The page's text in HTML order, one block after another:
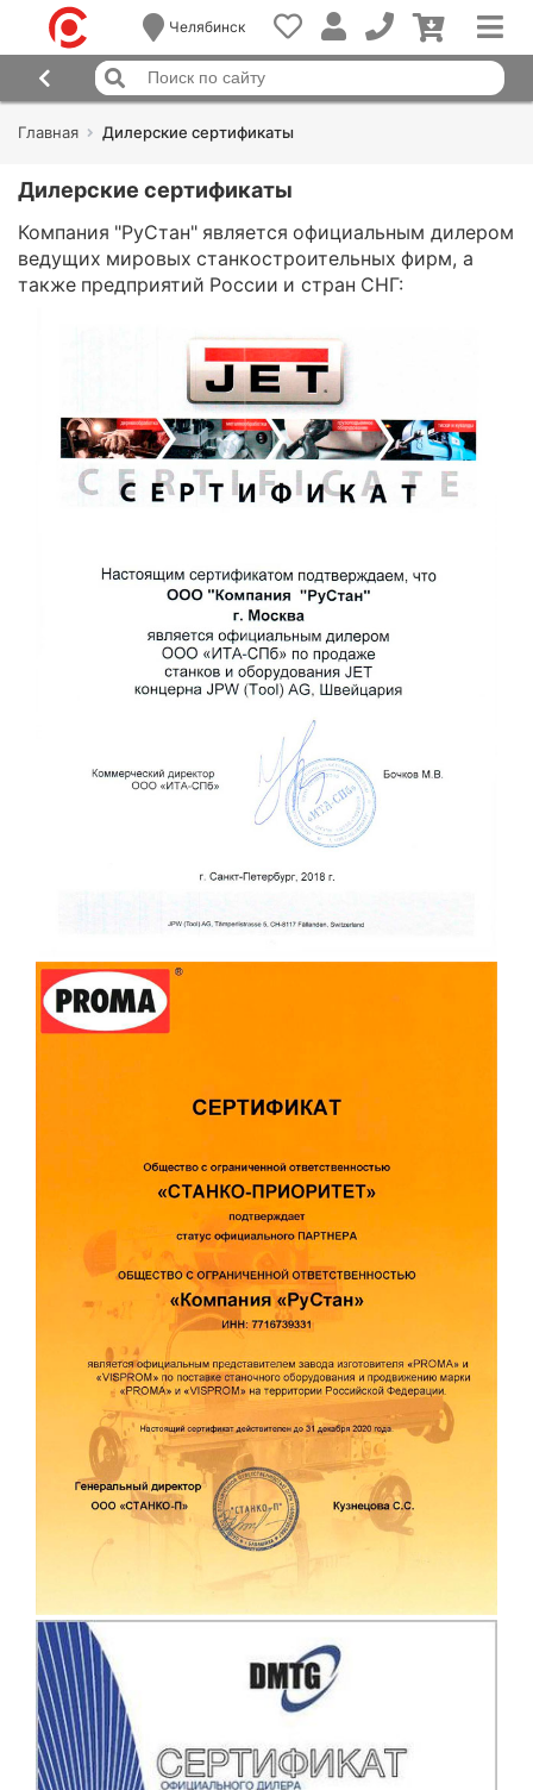
Челябинск
Главная Дилерские сертификаты
Дилерские сертификаты
Компания "РуСтан" является официальным дилером
ведущих мировых станкостроительных фирм, а
также предприятий России и стран СНГ: